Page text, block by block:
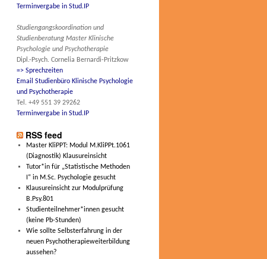
Terminvergabe in Stud.IP
Studiengangskoordination und
Studienberatung Master Klinische
Psychologie und Psychotherapie
Dipl.-Psych. Cornelia Bernardi-Pritzkow
=> Sprechzeiten
Email Studienbüro Klinische Psychologie
und Psychotherapie
Tel. +49 551 39 29262
Terminvergabe in Stud.IP
RSS feed
Master KliPPT: Modul M.KliPPt.1061
(Diagnostik) Klausureinsicht
Tutor*in für „Statistische Methoden
I“ in M.Sc. Psychologie gesucht
Klausureinsicht zur Modulprüfung
B.Psy.801
Studienteilnehmer*innen gesucht
(keine Pb-Stunden)
Wie sollte Selbsterfahrung in der
neuen Psychotherapieweiterbildung
aussehen?